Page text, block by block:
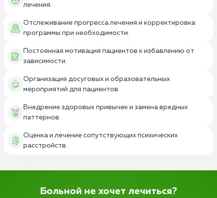
лечения.
Отслеживание прогресса лечения и корректировка
программы при необходимости.
Постоянная мотивация пациентов к избавлению от
зависимости.
Организация досуговых и образовательных
мероприятий для пациентов.
Внедрение здоровых привычек и замена вредных
паттернов.
Оценка и лечение сопутствующих психических
расстройств.
Больной не хочет лечиться?